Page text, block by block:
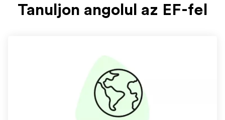
Tanuljon angolul az EF-fel